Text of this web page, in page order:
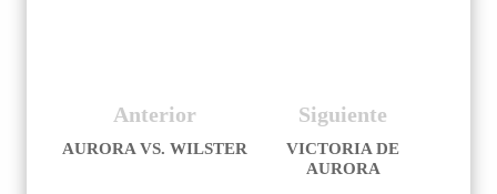
Siguiente
VICTORIA DE
AURORA
Anterior
AURORA VS. WILSTER